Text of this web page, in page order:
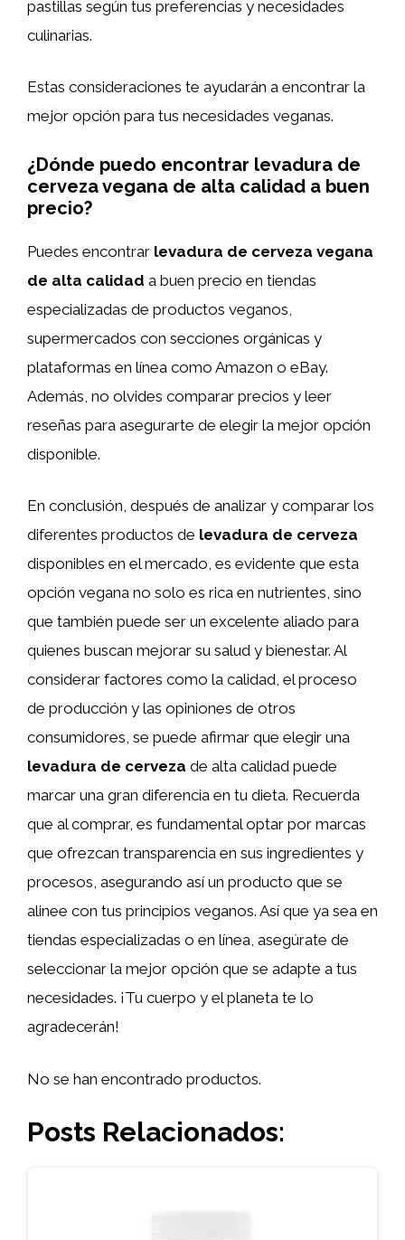
pastillas según tus preferencias y necesidades
culinarias.
Estas consideraciones te ayudarán a encontrar la
mejor opción para tus necesidades veganas.
¿Dónde puedo encontrar levadura de
cerveza vegana de alta calidad a buen
precio?
Puedes encontrar levadura de cerveza vegana
de alta calidad a buen precio en tiendas
especializadas de productos veganos,
supermercados con secciones orgánicas y
plataformas en línea como Amazon o eBay.
Además, no olvides comparar precios y leer
reseñas para asegurarte de elegir la mejor opción
disponible.
En conclusión, después de analizar y comparar los
diferentes productos de levadura de cerveza
disponibles en el mercado, es evidente que esta
opción vegana no solo es rica en nutrientes, sino
que también puede ser un excelente aliado para
quienes buscan mejorar su salud y bienestar. Al
considerar factores como la calidad, el proceso
de producción y las opiniones de otros
consumidores, se puede afirmar que elegir una
levadura de cerveza de alta calidad puede
marcar una gran diferencia en tu dieta. Recuerda
que al comprar, es fundamental optar por marcas
que ofrezcan transparencia en sus ingredientes y
procesos, asegurando así un producto que se
alinee con tus principios veganos. Así que ya sea en
tiendas especializadas o en línea, asegúrate de
seleccionar la mejor opción que se adapte a tus
necesidades. ¡Tu cuerpo y el planeta te lo
agradecerán!
No se han encontrado productos.
Posts Relacionados: